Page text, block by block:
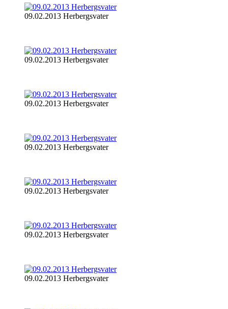
09.02.2013 Herbergsvater
09.02.2013 Herbergsvater
09.02.2013 Herbergsvater
09.02.2013 Herbergsvater
09.02.2013 Herbergsvater
09.02.2013 Herbergsvater
09.02.2013 Herbergsvater